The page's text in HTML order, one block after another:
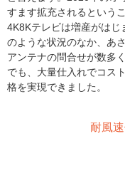
すます拡充されるという
4K8Kテレビは増産がはじ
のような状況のなか、あ
アンテナの問合せが数多
でも、大量仕入れでコス
格を実現できました。
耐風